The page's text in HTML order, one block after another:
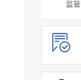
监管